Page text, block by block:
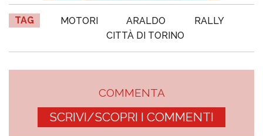
TAG MOTORI ARALDO
RALLY
CITTÀ DI TORINO
COMMENTA
SCRIVI/SCOPRI I COMMENTI